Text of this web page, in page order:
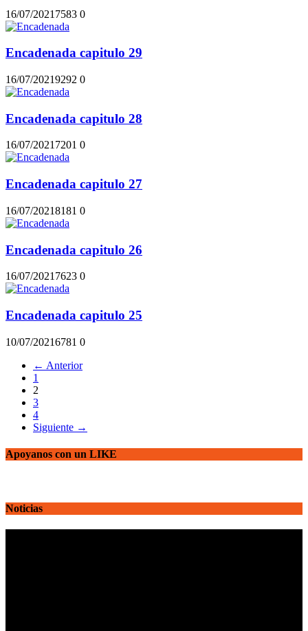
16/07/2021 7583 0
Encadenada capitulo 29
16/07/20219292 0
Encadenada capitulo 28
16/07/20217201 0
Encadenada capitulo 27
16/07/20218181 0
Encadenada capitulo 26
16/07/2021 7623 0
Encadenada capitulo 25
10/07/20216781 0
← Anterior
1
2
3
4
Siguiente →
Apoyanos con un LIKE
Noticias